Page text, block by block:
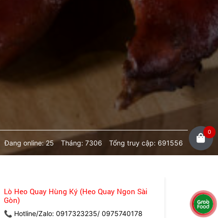
Đang online: 25 Tháng: 7306 Tổng truy cập: 691556
Lò Heo Quay Hùng Ký (Heo Quay Ngon Sài
Gòn)
📞 Hotline/Zalo: 0917323235/ 0975740178
0